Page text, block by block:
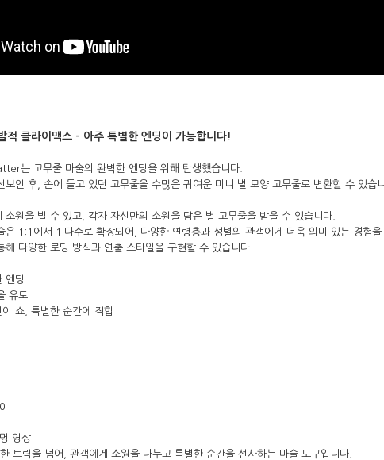
적 클라이맥스 - 아주 특별한 엔딩이 가능합니다!
는 고무줄 마술의 완벽한 엔딩을 위해 탄생했습니다.
보인 후, 손에 들고 있던 고무줄을 수많은 귀여운 미니 별 모양 고무줄로 변환할 수 있습
소원을 빌 수 있고, 각자 자신만의 소원을 담은 별 고무줄을 받을 수 있습니다.
은 1:1에서 1:다수로 확장되어, 다양한 연령층과 성별의 관객에게 더욱 의미 있는 경험을
해 다양한 로딩 방식과 연출 스타일을 구현할 수 있습니다.
엔딩
유도
쇼, 특별한 순간에 적합
영상
트릭을 넘어, 관객에게 소원을 나누고 특별한 순간을 선사하는 마술 도구입니다.